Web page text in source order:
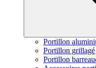
Portillon
Portillon grillagé
Portillon